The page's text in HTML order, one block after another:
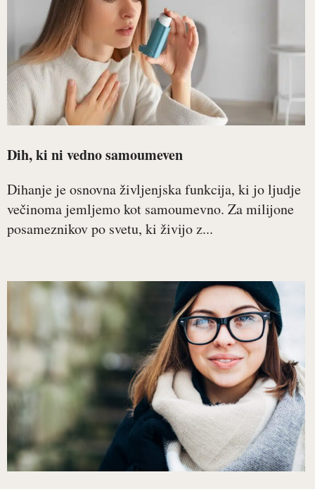
Dih, ki ni vedno samoumeven
Dihanje je osnovna življenjska funkcija, ki jo ljudje
večinoma jemljemo kot samoumevno. Za milijone
posameznikov po svetu, ki živijo z...